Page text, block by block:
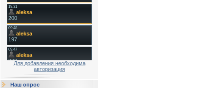
Для добавления необходима
авторизация
Наш опрос